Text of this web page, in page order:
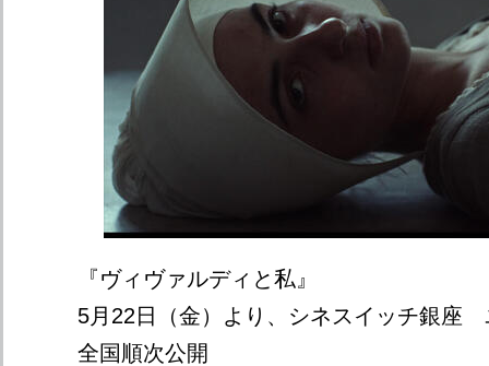
『ヴィヴァルディと私』
5月22日（金）より、シネスイッチ銀座
全国順次公開